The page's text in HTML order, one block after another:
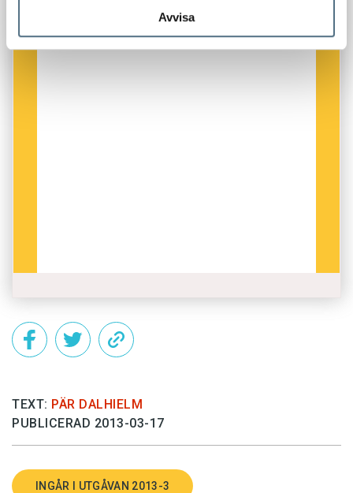
Avvisa
TEXT: PÄR DALHIELM
PUBLICERAD 2013-03-17
INGÅR I UTGÅVAN 2013-3